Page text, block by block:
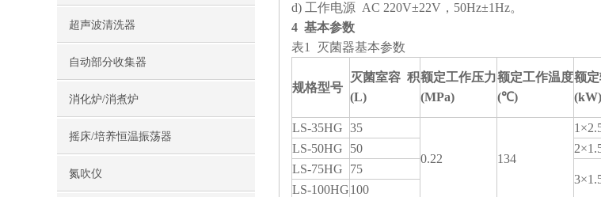
超声波清洗器
自动部分收集器
消化炉/消煮炉
摇床/培养恒温振荡器
氮吹仪
d) 工作电源 AC 220V±22V，50Hz±1Hz。
4 基本参数
表1 灭菌器基本参数
规格型号
灭菌室容 积
(L)
额定工作压力
(MPa)
额定工作温度
(℃)
额
(kW)
LS-35HG 35
0.22 134
LS-50HG
50
LS-75HG
75
LS-100HG100